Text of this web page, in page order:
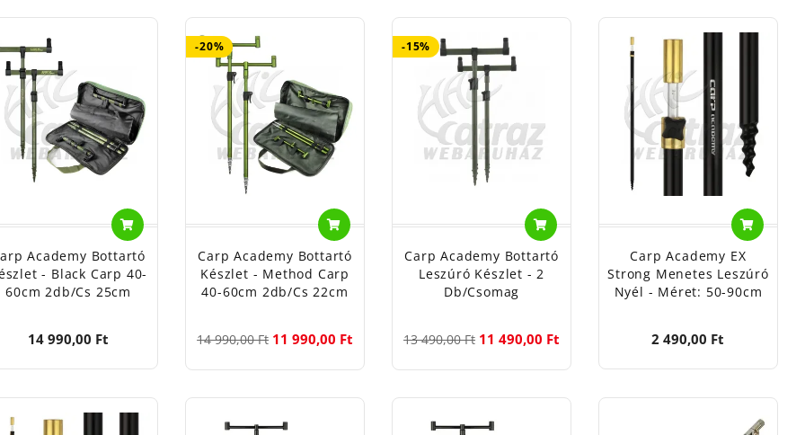
Academy Bottartó
- Black Carp 40-
60cm 2db/cs 25cm
14 990,00 Ft
-20%
Carp Academy Bottartó
Készlet - Method Carp
40-60cm 2db/cs 22cm
14 990,00 Ft 11 990,00 Ft
-15%
Carp Academy Bottartó
Leszúró Készlet - 2
Db/csomag
13 490,00 Ft 11 490,00 Ft
Carp Academy EX
Strong Menetes Leszúró
Nyél - Méret: 50-90cm
2 490,00 Ft